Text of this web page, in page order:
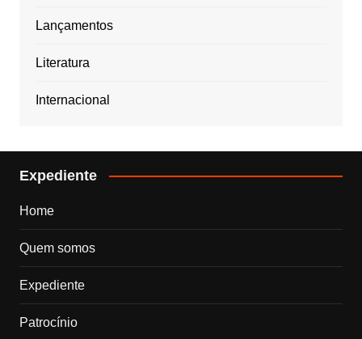
Lançamentos
Literatura
Internacional
Expediente
Home
Quem somos
Expediente
Patrocínio